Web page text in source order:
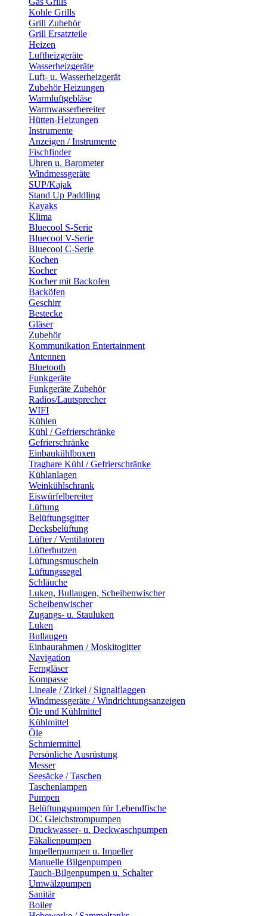
Kohle Grills
Grill Zubehör
Grill Ersatzteile
Heizen
Luftheizgeräte
Wasserheizgeräte
Luft- u. Wasserheizgerät
Zubehör Heizungen
Warmluftgebläse
Warmwasserbereiter
Hütten-Heizungen
Instrumente
Anzeigen / Instrumente
Fischfinder
Uhren u. Barometer
Windmessgeräte
SUP/Kajak
Stand Up Paddling
Kayaks
Klima
Bluecool S-Serie
Bluecool V-Serie
Bluecool C-Serie
Kochen
Kocher
Kocher mit Backofen
Backöfen
Geschirr
Bestecke
Gläser
Zubehör
Kommunikation Entertainment
Antennen
Bluetooth
Funkgeräte
Funkgeräte Zubehör
Radios/Lautsprecher
WIFI
Kühlen
Kühl / Gefrierschränke
Gefrierschränke
Einbaukühlboxen
Tragbare Kühl / Gefrierschränke
Kühlanlagen
Weinkühlschrank
Eiswürfelbereiter
Lüftung
Belüftungsgitter
Decksbelüftung
Lüfter / Ventilatoren
Lüfterhutzen
Lüftungsmuscheln
Lüftungssegel
Schläuche
Luken, Bullaugen, Scheibenwischer
Scheibenwischer
Zugangs- u. Stauluken
Luken
Bullaugen
Einbaurahmen / Moskitogitter
Navigation
Ferngläser
Kompasse
Lineale / Zirkel / Signalflaggen
Windmessgeräte / Windrichtungsanzeigen
Öle und Kühlmittel
Kühlmittel
Öle
Schmiermittel
Persönliche Ausrüstung
Messer
Seesäcke / Taschen
Taschenlampen
Pumpen
Belüftungspumpen für Lebendfische
DC Gleichstrompumpen
Druckwasser- u. Deckwaschpumpen
Fäkalienpumpen
Impellerpumpen u. Impeller
Manuelle Bilgenpumpen
Tauch-Bilgenpumpen u. Schalter
Umwälzpumpen
Sanitär
Boiler